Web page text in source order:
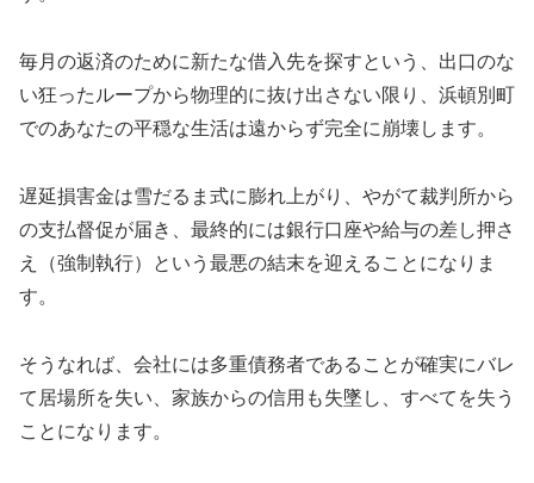
毎月の返済のために新たな借入先を探すという、出口のな
い狂ったループから物理的に抜け出さない限り、浜頓別町
でのあなたの平穏な生活は遠からず完全に崩壊します。
遅延損害金は雪だるま式に膨れ上がり、やがて裁判所から
の支払督促が届き、最終的には銀行口座や給与の差し押さ
え（強制執行）という最悪の結末を迎えることになりま
す。
そうなれば、会社には多重債務者であることが確実にバレ
て居場所を失い、家族からの信用も失墜し、すべてを失う
ことになります。